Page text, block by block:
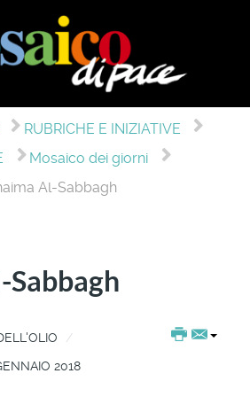
RUBRICHE E INIZIATIVE
Mosaico dei giorni
Al-Sabbagh
Sabbagh
2018